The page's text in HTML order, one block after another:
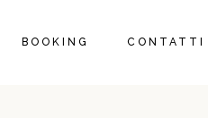
BOOKING CONTATTI